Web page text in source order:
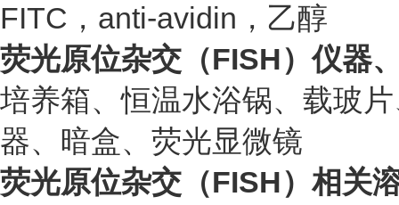
FITC，anti-avidin，乙醇
荧光原位杂交（FISH）仪器
培养箱、恒温水浴锅、载玻
器、暗盒、荧光显微镜
荧光原位杂交（FISH） 相关